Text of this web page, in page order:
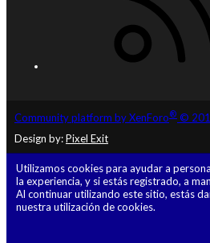
Community platform by XenForo® ©
Design by:Pixel Exit
Utilizamos cookies para ayudar a
la experiencia, y si estás registrado, a
Al continuar utilizando este sitio, estás
nuestra utilización de cookies.